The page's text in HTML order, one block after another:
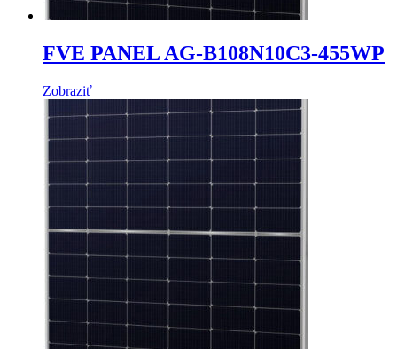
FVE PANEL AG-B108N10C3-455WP
Zobraziť